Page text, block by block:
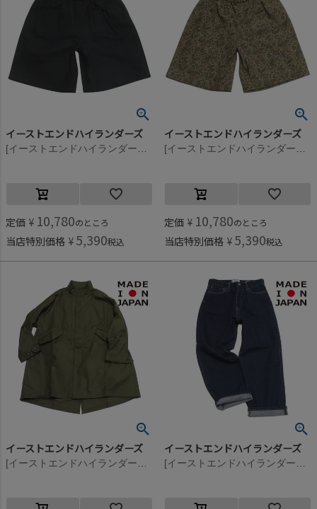
イーストエンドハイランダーズ
定価 ¥ 10,780のところ
当店特別価格 ¥ 5,390税込
イーストエンドハイランダーズ
定価 ¥ 10,780のところ
当店特別価格 ¥ 5,390税込
イーストエンドハイランダーズ イーストエンドハイランダーズ